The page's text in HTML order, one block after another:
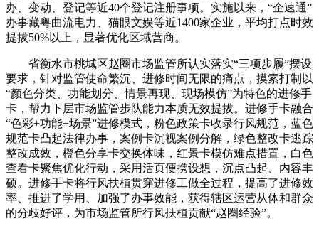
办、变动、登记等近40个登记注册事项。实施以来，“企速通”
办事藏粤曲流电力、猫眼文娱等近1400家企业，平均打点时效
提拔50%以上，显著优化区域营商。
省衡水市桃城区赵圈市场监管所认实落实“三项步履”摆设
要求，针对监管使命繁沉、进修时间无限的痛点，摸索打制以
“颜色分类、功能划分、情景再现、现场模仿”为特色的进修手
卡，帮力下层市场监管步队能力本质无效提拔。进修手卡融合
“色彩+功能+场景”进修模式，粉色政策卡收录行风规范，蓝色
规范卡凸起法律办事，案例卡沉视案例分解，绿色整改卡逃踪
整改成效，橙色分享卡交换体味，红景卡模仿难点措置，白色
查看卡聚焦优化行动，采用活页便携设想，沉点凸起、内容丰
硕。进修手卡将行风扶植贯穿进修工做全过程，提高了进修效
率、推进了学用、加强了办事效能，获得辖区运营从体和群众
的分歧好评，为市场监管所行风扶植贡献“赵圈经验”。